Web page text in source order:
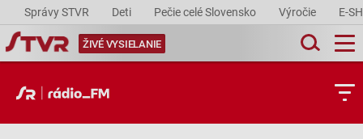
Správy STVR Deti Pečie celé Slovensko Výročie E-
ŽIVÉ VYSIELANIE